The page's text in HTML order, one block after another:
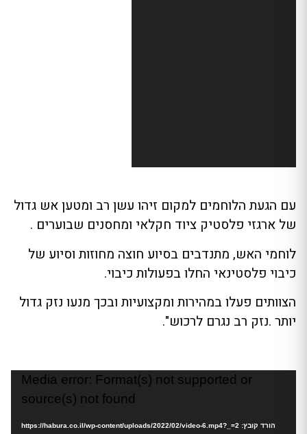
עם הגעת הלוחמים למקום זיהו עשן רב ומטען אש גדול
של ארגזי פלסטיק ציוד חקלאי ומחסנים שבוערים .
לוחמי האש, מתנדבים בסיוע חוצה מחוזות וסיוע של
כיבוי פלסטינאי החלו בפעולות כיבוי.
הצוותים פעלו במהירות ומקצועיות ובכך מנעו נזק גדול
יותר .נזק רב נגרם לרכוש".
Media error: Format(s) not supported or
source(s) not found
הורד קובץ: https://habura.co.il/wp-content/uploads/2022/02/video-6.mp4?_=2